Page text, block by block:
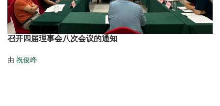
召开四届理事会八次会议的通知
由 祝俊峰